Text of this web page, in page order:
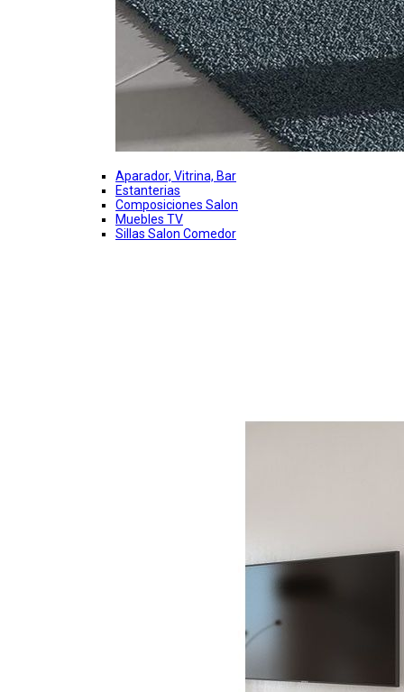
Aparador, Vitrina, Bar
Estanterias
Composiciones Salon
Muebles TV
Sillas Salon Comedor